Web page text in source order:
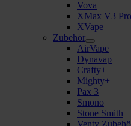
Vova
XMax V3 Pro
XVape
Zubehör
AirVape
Dynavap
Crafty+
Mighty+
Pax 3
Smono
Stone Smith
Venty